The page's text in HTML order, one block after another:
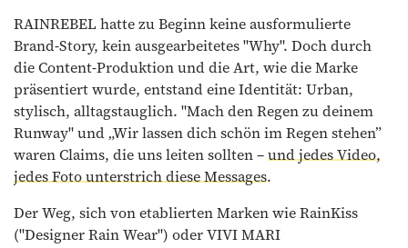
RAINREBEL hatte zu Beginn keine ausformulierte
Brand-Story, kein ausgearbeitetes "Why". Doch durch
die Content-Produktion und die Art, wie die Marke
präsentiert wurde, entstand eine Identität: Urban,
stylisch, alltagstauglich. "Mach den Regen zu deinem
Runway" und „Wir lassen dich schön im Regen stehen”
waren Claims, die uns leiten sollten –und jedes Video,
jedes Foto unterstrich diese Messages.
Der Weg, sich von etablierten Marken wie RainKiss
("Designer Rain Wear") oder VIVI MARI